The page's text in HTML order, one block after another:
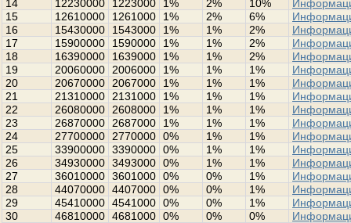
14
12230000 1223000 1% 2% 10%
15
12610000 1261000 1% 2% 6%
16
15430000 1543000 1% 1% 2%
17
15900000 1590000 1% 1% 2%
18
16390000 1639000 1% 1% 2%
19
20060000 2006000 1% 1% 1%
20
20670000 2067000 1% 1% 1%
21
21310000 2131000 1% 1% 1%
22
26080000 2608000 1% 1% 1%
23
26870000 2687000 1% 1% 1%
24
27700000 2770000 0% 1% 1%
25
33900000 3390000 0% 1% 1%
26
34930000 3493000 0% 1% 1%
27
36010000 3601000 0% 0% 1%
28
44070000 4407000 0% 0% 1%
29
45410000 4541000 0% 0% 1%
30
46810000 4681000 0% 0% 0%